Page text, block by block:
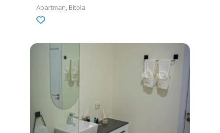
Apartman Bitola